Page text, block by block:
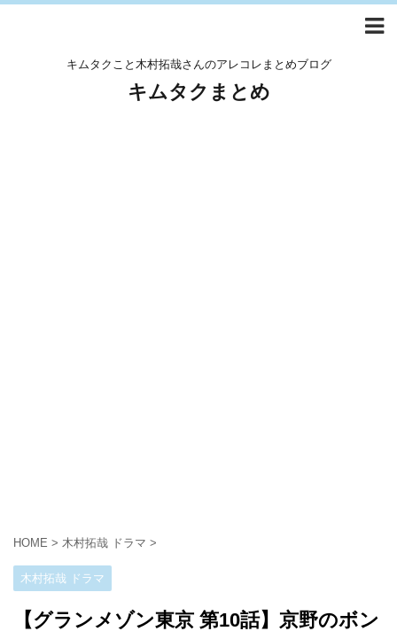
キムタクこと木村拓哉さんのアレコレまとめブログ
キムタクまとめ
HOME > 木村拓哉 ドラマ >
木村拓哉 ドラマ
【グランメゾン東京 第10話】京野のボン